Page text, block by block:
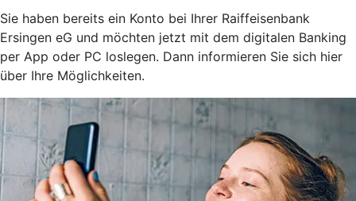
Sie haben bereits ein Konto bei Ihrer Raiffeisenbank
Ersingen eG und möchten jetzt mit dem digitalen Banking
per App oder PC loslegen. Dann informieren Sie sich hier
über Ihre Möglichkeiten.